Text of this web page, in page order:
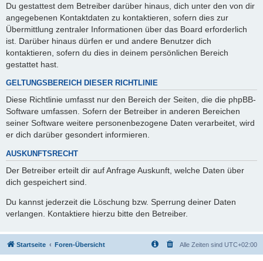
Du gestattest dem Betreiber darüber hinaus, dich unter den von dir
angegebenen Kontaktdaten zu kontaktieren, sofern dies zur
Übermittlung zentraler Informationen über das Board erforderlich
ist. Darüber hinaus dürfen er und andere Benutzer dich
kontaktieren, sofern du dies in deinem persönlichen Bereich
gestattet hast.
GELTUNGSBEREICH DIESER RICHTLINIE
Diese Richtlinie umfasst nur den Bereich der Seiten, die die phpBB-
Software umfassen. Sofern der Betreiber in anderen Bereichen
seiner Software weitere personenbezogene Daten verarbeitet, wird
er dich darüber gesondert informieren.
AUSKUNFTSRECHT
Der Betreiber erteilt dir auf Anfrage Auskunft, welche Daten über
dich gespeichert sind.
Du kannst jederzeit die Löschung bzw. Sperrung deiner Daten
verlangen. Kontaktiere hierzu bitte den Betreiber.
Startseite Foren-Übersicht Alle Zeiten sind UTC+02:00